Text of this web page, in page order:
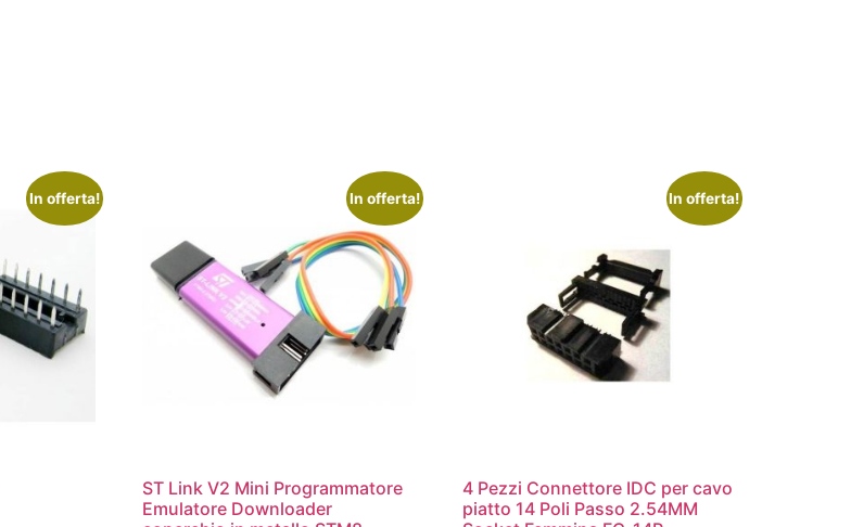
In offerta! In offerta!
ST Link V2 Mini Programmatore
Emulatore Downloader
In offerta!
4 Pezzi Connettore IDC per cavo
piatto 14 Poli Passo 2.54MM